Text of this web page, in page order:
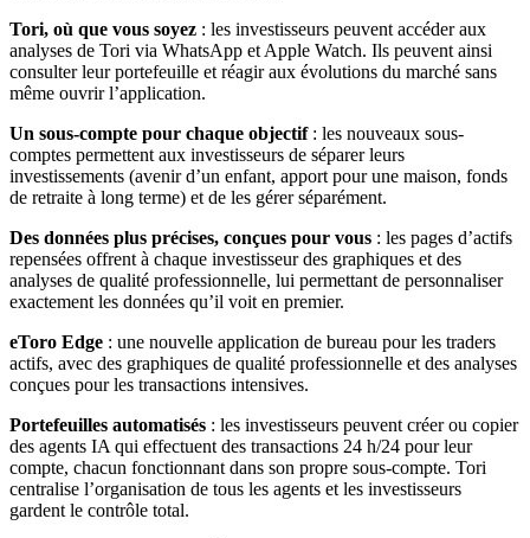
Tori, où que vous soyez : les investisseurs peuvent accéder aux
analyses de Tori via WhatsApp et Apple Watch. Ils peuvent ainsi
consulter leur portefeuille et réagir aux évolutions du marché sans
même ouvrir l’application.
Un sous-compte pour chaque objectif : les nouveaux sous-
comptes permettent aux investisseurs de séparer leurs
investissements (avenir d’un enfant, apport pour une maison, fonds
de retraite à long terme) et de les gérer séparément.
Des données plus précises, conçues pour vous : les pages d’actifs
repensées offrent à chaque investisseur des graphiques et des
analyses de qualité professionnelle, lui permettant de personnaliser
exactement les données qu’il voit en premier.
eToro Edge : une nouvelle application de bureau pour les traders
actifs, avec des graphiques de qualité professionnelle et des analyses
conçues pour les transactions intensives.
Portefeuilles automatisés : les investisseurs peuvent créer ou copier
des agents IA qui effectuent des transactions 24 h/24 pour leur
compte, chacun fonctionnant dans son propre sous-compte. Tori
centralise l’organisation de tous les agents et les investisseurs
gardent le contrôle total.